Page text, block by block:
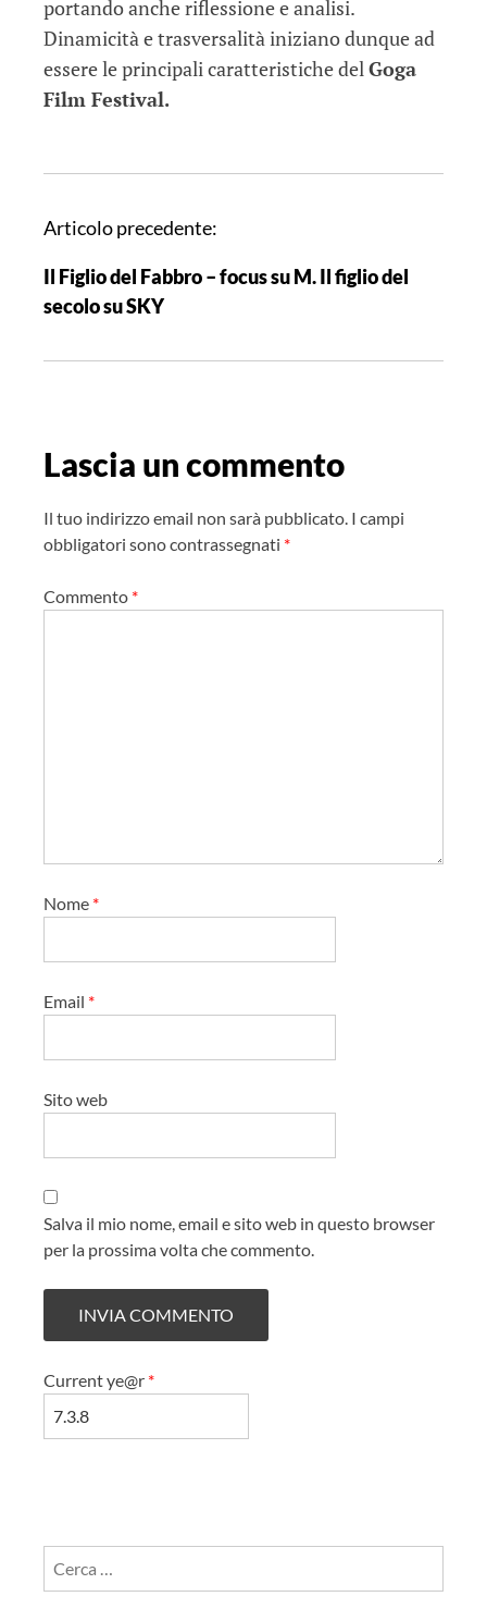
portando anche riflessione e analisi.
Dinamicità e trasversalità iniziano dunque ad
essere le principali caratteristiche delGoga
Film Festival.
N
v
i
e
a
t
Articolo precedente:
Il Figlio del Fabbro – focus su M. Il figlio del
secolo su SKY
Lascia un commento
Il tuo indirizzo email non sarà pubblicato. I campi
obbligatori sono contrassegnati *
Commento *
Nome *
Email *
Sito web
Salva il mio nome, email e sito web in questo browser
per la prossima volta che commento.
Current ye@r *